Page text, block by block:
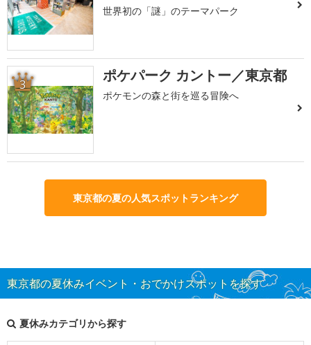
世界初の「謎」のテーマパーク
3 ポケパーク カントー／東京都
ポケモンの森と街を巡る冒険へ
東京都の夏の人気スポットランキング
東京都の夏休みイベント・おでかけスポットを探す
夏休みカテゴリから探す